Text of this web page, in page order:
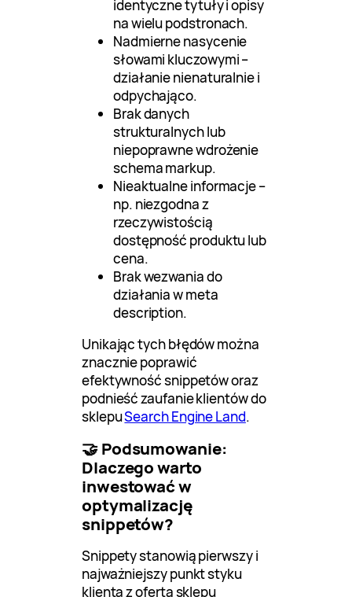
identyczne tytuły i opisy
na wielu podstronach.
Nadmierne nasycenie
słowami kluczowymi –
działanie nienaturalnie i
odpychająco.
Brak danych
strukturalnych lub
niepoprawne wdrożenie
schema markup.
Nieaktualne informacje –
np. niezgodna z
rzeczywistością
dostępność produktu lub
cena.
Brak wezwania do
działania w meta
description.
Unikając tych błędów można
znacznie poprawić
efektywność snippetów oraz
podnieść zaufanie klientów do
sklepuSearch Engine Land.
🤝 Podsumowanie:
Dlaczego warto
inwestować w
optymalizację
snippetów?
Snippety stanowią pierwszy i
najważniejszy punkt styku
klienta z ofertą sklepu